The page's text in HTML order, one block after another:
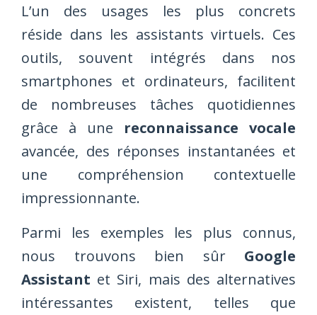
L’un des usages les plus concrets
réside dans les assistants virtuels. Ces
outils, souvent intégrés dans nos
smartphones et ordinateurs, facilitent
de nombreuses tâches quotidiennes
grâce à une reconnaissance vocale
avancée, des réponses instantanées et
une compréhension contextuelle
impressionnante.
Parmi les exemples les plus connus,
nous trouvons bien sûr Google
Assistant et Siri, mais des alternatives
intéressantes existent, telles que